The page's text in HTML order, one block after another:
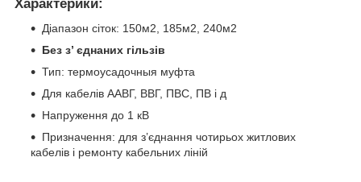
Характерики:
Діапазон сіток: 150м2, 185м2, 240м2
Без з’ єднаних гільзів
Тип: термоусадочныя муфта
Для кабелів ААВГ, ВВГ, ПВС, ПВ і д
Напруження до 1 кВ
Призначення: для з’єднання чотирьох житлових
кабелів і ремонту кабельних ліній